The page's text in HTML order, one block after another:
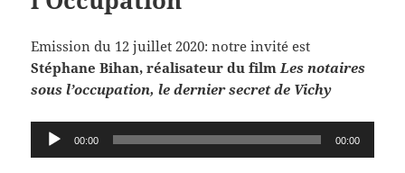
Emission du 12 juillet 2020: notre invité est
Stéphane Bihan, réalisateur du filmLes notaires
sous l’occupation, le dernier secret de Vichy
Lecteur
audio
00:00 00:00